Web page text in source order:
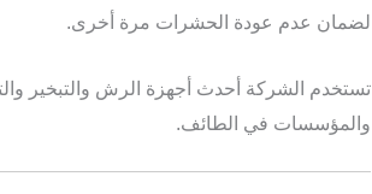
لضمان عدم عودة الحشرات مرة أخرى.
تستخدم الشركة أحدث أجهزة الرش والتبخير
والمؤسسات في الطائف.